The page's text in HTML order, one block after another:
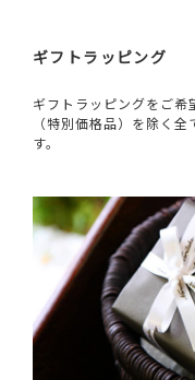
ギフトラッピング
ギフトラッピングをご希
（特別価格品）を除く
す。